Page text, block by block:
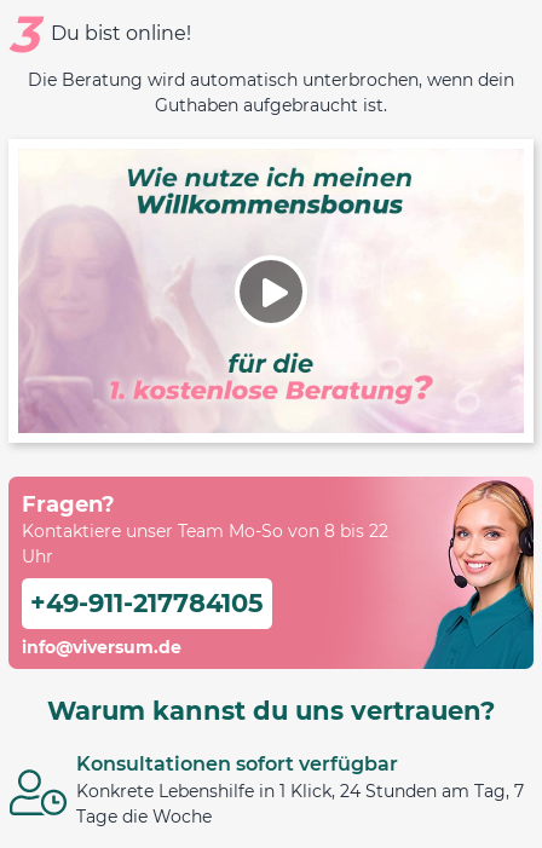
3 Du bist online!
Die Beratung wird automatisch unterbrochen, wenn dein
Guthaben aufgebraucht ist.
Fragen?
Kontaktiere unser Team Mo-So von 8 bis 22
Uhr
+49-911-217784105
info@viversum.de
Warum kannst du uns vertrauen?
Konsultationen sofort verfügbar
Konkrete Lebenshilfe in 1 Klick, 24 Stunden am Tag, 7
Tage die Woche